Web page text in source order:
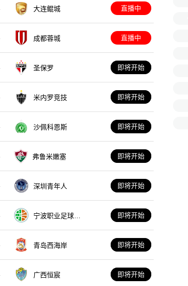
大连鲲城 直播中
成都蓉城 直播中
圣保罗 即将开始
米内罗竞技 即将开始
沙佩科恩斯 即将开始
弗鲁米嫩塞 即将开始
深圳青年人 即将开始
宁波职业足球俱
即将开始
青岛西海岸 即将开始
广西恒宸 即将开始